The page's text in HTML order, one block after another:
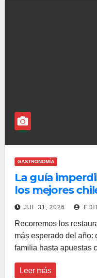
GASTRONOMÍA
La guía
los mejores
temporada
JUL 31, 2026
Recorremos los
más esperado del año:
familia hasta apuestas
Leer más